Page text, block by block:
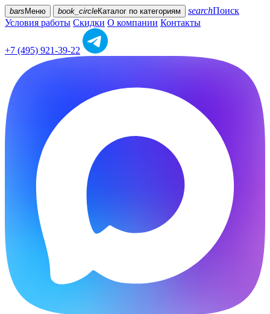
bars Меню book_circleКаталог по категориям searchПоиск
Условия работы Скидки О компании Контакты
+7 (495) 921-39-22